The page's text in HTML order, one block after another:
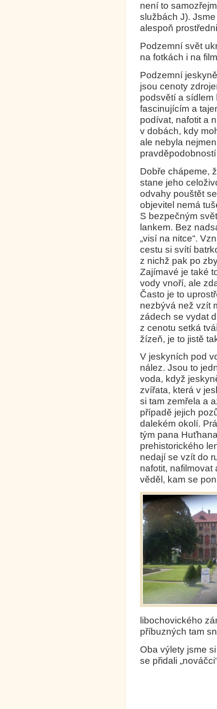
není to
službách J).
alespoň
Podzemní svět
na fotkách i na
Podzemní
jsou cenoty
podsvětí a sídlem
fascinujícím a
podívat, nafotit a
v dobách, kdy
ale nebyla
Dobře chápeme,
stane jeho
odvahy pouštět
objevitel nemá
S bezpečným
lankem. Bez
„visí na nitce“.
cestu si svítí
z nichž pak po
Zajímavé je také
vody vnoří, ale
Často je to
nezbývá než vzít
zádech se vydat
z cenotu setká
žízeň, je to jistě
V jeskyních pod
nález. Jsou to
voda, když
zvířata, která v
si tam zemřela a
případě jejich
dalekém okolí.
tým pana
prehistorického
nedají se vzít do
nafotit,
věděl, kam se
libochovického
příbuzných tam
Oba výlety jsme
se přidali